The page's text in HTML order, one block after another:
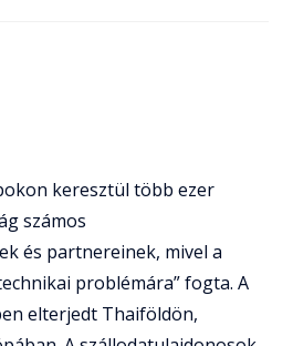
keresztül több ezer
számos
és partnereinek, mivel a
problémára” fogta. A
elterjedt Thaiföldön,